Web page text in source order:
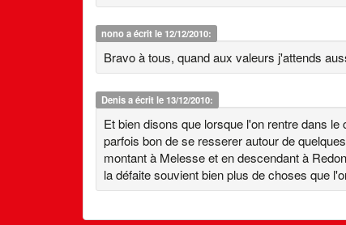
nonoa écrit le 12/12/2010:
Bravo à tous, quand aux valeurs j'attends
Denisa écrit le 13/12/2010:
Et bien disons que lorsque l'on rentre dans
parfois bon de se resserer autour de
montant à Melesse et en descendant à
la défaite souvient bien plus de choses que